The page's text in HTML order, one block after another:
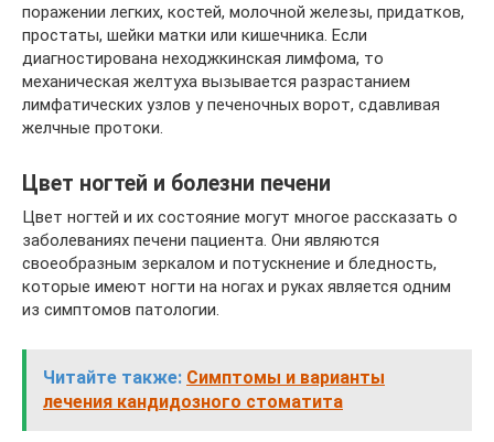
поражении легких, костей, молочной железы, придатков,
простаты, шейки матки или кишечника. Если
диагностирована неходжкинская лимфома, то
механическая желтуха вызывается разрастанием
лимфатических узлов у печеночных ворот, сдавливая
желчные протоки.
Цвет ногтей и болезни печени
Цвет ногтей и их состояние могут многое рассказать о
заболеваниях печени пациента. Они являются
своеобразным зеркалом и потускнение и бледность,
которые имеют ногти на ногах и руках является одним
из симптомов патологии.
Читайте также: Симптомы и варианты
лечения кандидозного стоматита